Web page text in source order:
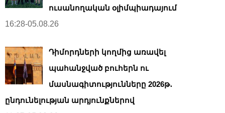
ուսանողական օլիմպիադայում
16:28-05.08.26
Դիմորդների կողմից առավել
պահանջված բուհերն ու
մասնագիտությունները 2026թ․
ընդունելության արդյունքներով